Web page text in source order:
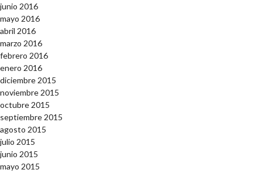
junio 2016
mayo 2016
abril 2016
marzo 2016
febrero 2016
enero 2016
diciembre 2015
noviembre 2015
octubre 2015
septiembre 2015
agosto 2015
julio 2015
junio 2015
mayo 2015